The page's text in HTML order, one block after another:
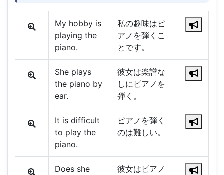
My hobby is
playing the
piano.
私の趣味はピ
アノを弾くこ
とです。
She plays
the piano by
ear.
彼女は楽譜な
しにピアノを
弾く。
It is difficult
to play the
piano.
ピアノを弾く
のは難しい。
Does she
彼女はピアノ